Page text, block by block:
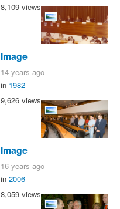
8,109 views
Image
14 years ago
in 1982
9,626 views
Image
16 years ago
in 2006
8,059 views